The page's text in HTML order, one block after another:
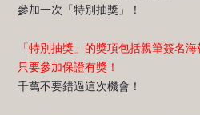
參加一次「特別抽獎」！
「特別抽獎」的獎項包括親筆簽名
只要參加保證有獎！
千萬不要錯過這次機會！